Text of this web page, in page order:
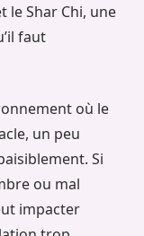
le Shar Chi, une
faut
où le
un peu
Si
ou mal
impacter